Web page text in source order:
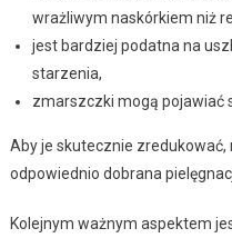
wrażliwym naskórkiem niż
jest bardziej podatna na
starzenia,
zmarszczki mogą pojawiać
Aby je skutecznie
odpowiednio dobrana
Kolejnym ważnym aspektem